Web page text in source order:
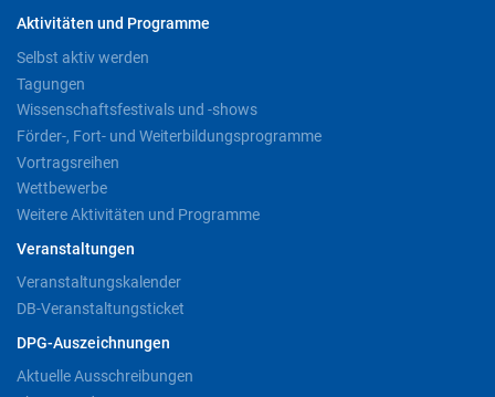
Aktivitäten und Programme
Selbst aktiv werden
Tagungen
Wissenschaftsfestivals und -shows
Förder-, Fort- und Weiterbildungsprogramme
Vortragsreihen
Wettbewerbe
Weitere Aktivitäten und Programme
Veranstaltungen
Veranstaltungskalender
DB-Veranstaltungsticket
DPG-Auszeichnungen
Aktuelle Ausschreibungen